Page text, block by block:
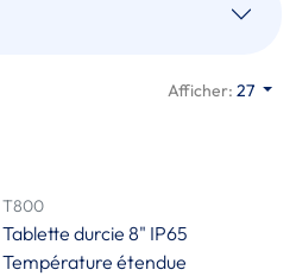
Afficher:27
T800
Tablette durcie 8" IP65
Température étendue